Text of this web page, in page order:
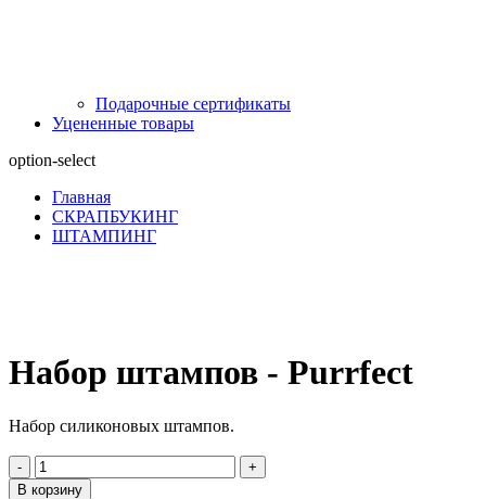
Подарочные сертификаты
Уцененные товары
option-select
Главная
СКРАПБУКИНГ
ШТАМПИНГ
Набор штампов - Purrfect
Набор силиконовых штампов.
-
+
В корзину